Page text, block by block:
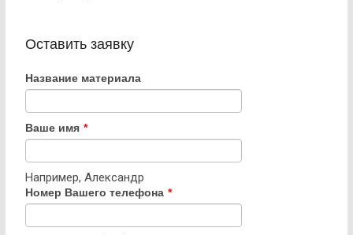
Оставить заявку
Название материала
Ваше имя *
Например, Александр
Номер Вашего телефона *